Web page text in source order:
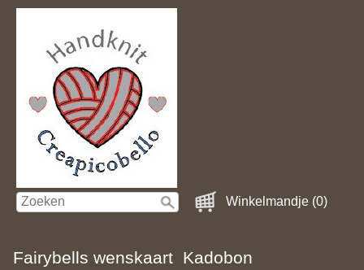
Winkelmandje (0)
Fairybells wenskaart Kadobon